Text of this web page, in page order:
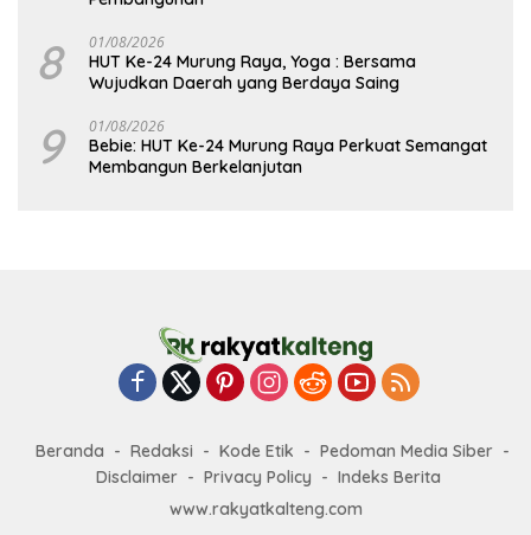
8 01/08/2026
HUT Ke-24 Murung Raya, Yoga : Bersama
Wujudkan Daerah yang Berdaya Saing
9 01/08/2026
Bebie: HUT Ke-24 Murung Raya Perkuat Semangat
Membangun Berkelanjutan
Beranda Redaksi Kode Etik
Pedoman Media Siber
Disclaimer
Privacy Policy
Indeks Berita
www.rakyatkalteng.com